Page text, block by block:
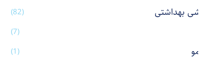
آرایشی بهداشتی (82)
(7)
اتو مو (1)